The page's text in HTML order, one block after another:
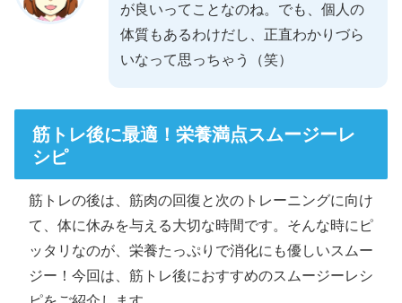
が良いってことなのね。でも、個人の
体質もあるわけだし、正直わかりづら
いなって思っちゃう（笑）
筋トレ後に最適！栄養満点スムージーレ
シピ
筋トレの後は、筋肉の回復と次のトレーニングに向け
て、体に休みを与える大切な時間です。そんな時にピ
ッタリなのが、栄養たっぷりで消化にも優しいスムー
ジー！今回は、筋トレ後におすすめのスムージーレシ